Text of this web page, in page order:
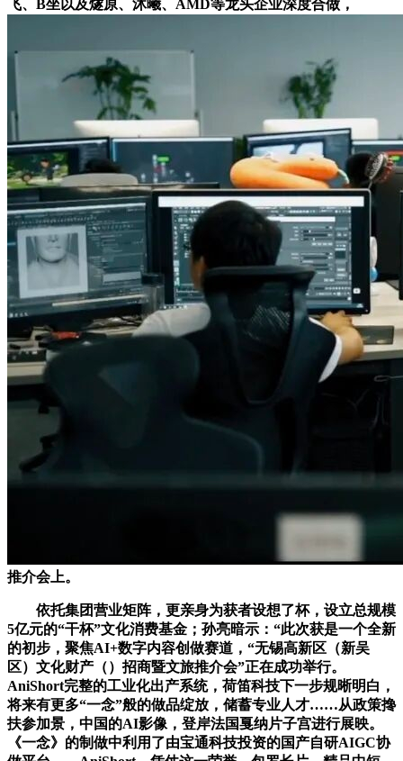
飞、B坐以及燧原、沐曦、AMD等龙头企业深度合做，
推介会上。
依托集团营业矩阵，更亲身为获者设想了杯，设立总规模
5亿元的“干杯”文化消费基金；孙亮暗示：“此次获是一个全新
的初步，聚焦AI+数字内容创做赛道，“无锡高新区（新吴
区）文化财产（）招商暨文旅推介会”正在成功举行。
AniShort完整的工业化出产系统，荷笛科技下一步规晰明白，
将来有更多“一念”般的做品绽放，储蓄专业人才……从政策搀
扶参加景，中国的AI影像，登岸法国戛纳片子宫进行展映。
《一念》的制做中利用了由宝通科技投资的国产自研AIGC协